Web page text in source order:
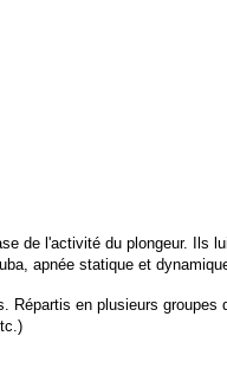
de l'activité du plongeur. Ils
apnée statique et
en plusieurs